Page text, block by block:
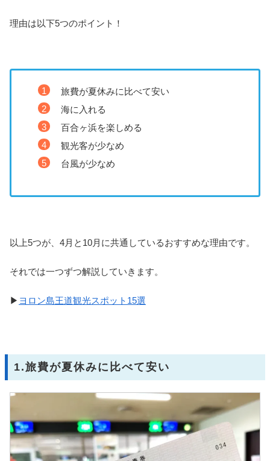
理由は以下5つのポイント！
旅費が夏休みに比べて安い
海に入れる
百合ヶ浜を楽しめる
観光客が少なめ
台風が少なめ
以上5つが、4月と10月に共通しているおすすめな理由です。
それでは一つずつ解説していきます。
▶ ヨロン島王道観光スポット15選
1.旅費が夏休みに比べて安い